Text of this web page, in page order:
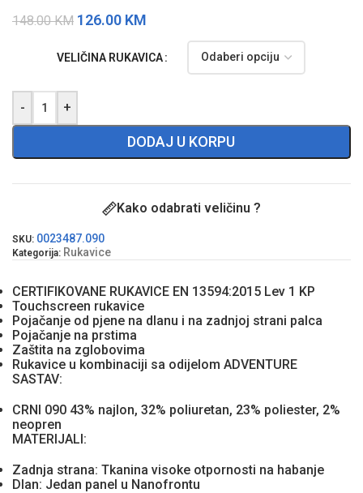
148.00KM 126.00 KM
VELIČINA RUKAVICA
- +
DODAJ U KORPU
Kako odabrati veličinu ?
SKU: 0023487.090
Kategorija: Rukavice
CERTIFIKOVANE RUKAVICE EN 13594:2015 Lev 1 KP
Touchscreen rukavice
Pojačanje od pjene na dlanu i na zadnjoj strani palca
Pojačanje na prstima
Zaštita na zglobovima
Rukavice u kombinaciji sa odijelom ADVENTURE
SASTAV:
CRNI 090 43% najlon, 32% poliuretan, 23% poliester, 2%
neopren
MATERIJALI:
Zadnja strana: Tkanina visoke otpornosti na habanje
Dlan: Jedan panel u Nanofrontu